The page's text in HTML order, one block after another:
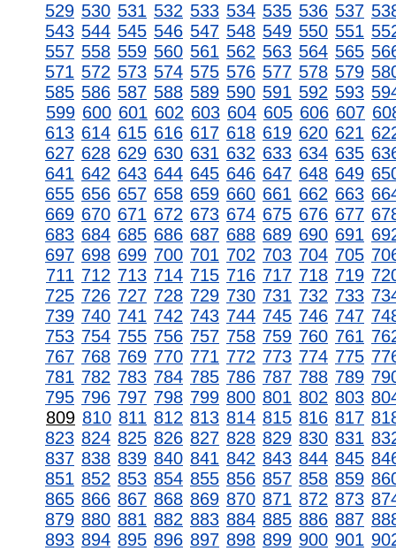
529 530 531 532 533 534 535 536 537
543 544 545 546 547 548 549 550 551
557 558 559 560 561 562 563 564 565
571 572 573 574 575 576 577 578 579
585 586 587 588 589 590 591 592 593
599 600 601 602 603 604 605 606 607
613 614 615 616 617 618 619 620 621
627 628 629 630 631 632 633 634 635
641 642 643 644 645 646 647 648 649
655 656 657 658 659 660 661 662 663
669 670 671 672 673 674 675 676 677
683 684 685 686 687 688 689 690 691
697 698 699 700 701 702 703 704 705
711 712 713 714 715 716 717 718 719
725 726 727 728 729 730 731 732 733
739 740 741 742 743 744 745 746 747
753 754 755 756 757 758 759 760 761
767 768 769 770 771 772 773 774 775
781 782 783 784 785 786 787 788 789
795 796 797 798 799 800 801 802 803
809 810 811 812 813 814 815 816 817
823 824 825 826 827 828 829 830 831
837 838 839 840 841 842 843 844 845
851 852 853 854 855 856 857 858 859
865 866 867 868 869 870 871 872 873
879 880 881 882 883 884 885 886 887
893 894 895 896 897 898 899 900 901